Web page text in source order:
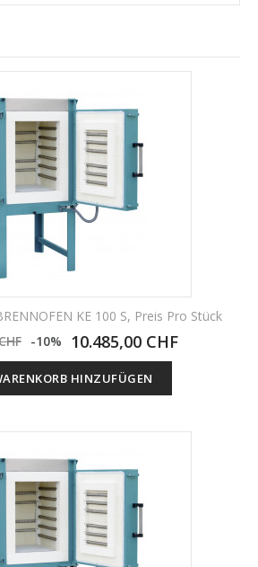
KE 100 S, Preis Pro Stück
-10% 10.485,00 CHF
HINZUFÜGEN